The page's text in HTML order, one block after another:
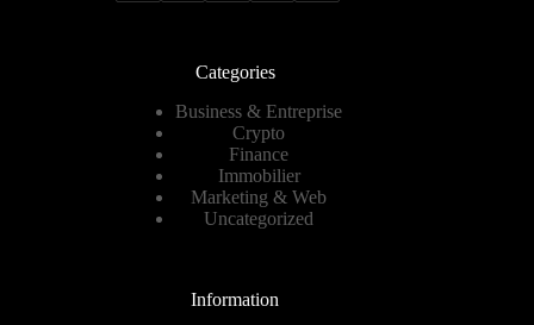
Categories
Business & Entreprise
Crypto
Finance
Immobilier
Marketing & Web
Uncategorized
Information